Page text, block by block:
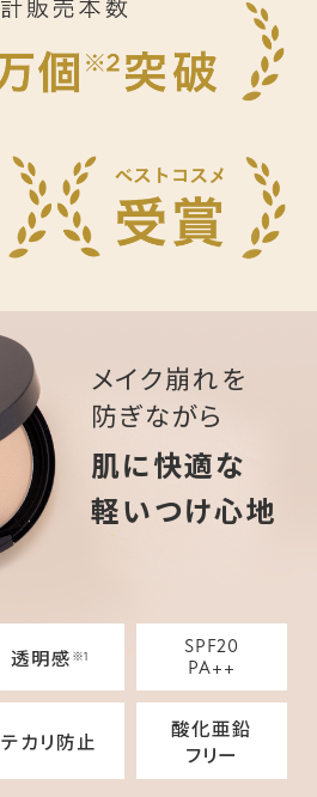
メイク崩れを
防ぎながら
肌に快適な
軽いつけ心地
透明感 ※1
SPF20
PA++
テカリ防止
酸化亜鉛
フリー